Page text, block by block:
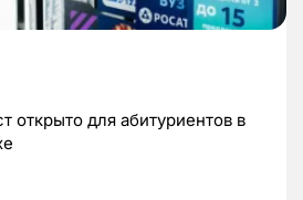
открыто для абитуриентов в